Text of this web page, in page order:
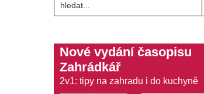
Nové vydání časopisu
Zahrádkář
2v1: tipy na zahradu i do kuchyně